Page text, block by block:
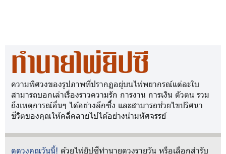
ทำนายไพ่ยิปซี
ความพิศวงของรูปภาพที่ปรากฏอยู่บนไพ่พยากรณ์แต่ละใบ
สามารถบอกเล่าเรื่องราวความรัก การงาน การเงิน ตัวตน รวม
ถึงเหตุการณ์อื่นๆ ได้อย่างลึกซึ้ง และสามารถช่วยไขปริศนา
ชีวิตของคุณให้คลี่คลายไปได้อย่างน่ามหัศจรรย์
ดูดวงคุณวันนี้! ด้วยไพ่ยิปซีทำนายดวงรายวัน หรือเลือกสำรับ